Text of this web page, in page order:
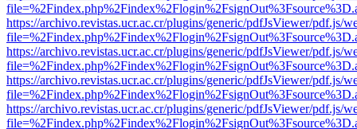
https://archivo.revistas.ucr.ac.cr/plugins/generic/pdfJsViewer/pdf.js/
https://archivo.revistas.ucr.ac.cr/plugins/generic/pdfJsViewer/pdf.js/
https://archivo.revistas.ucr.ac.cr/plugins/generic/pdfJsViewer/pdf.js/
https://archivo.revistas.ucr.ac.cr/plugins/generic/pdfJsViewer/pdf.js/